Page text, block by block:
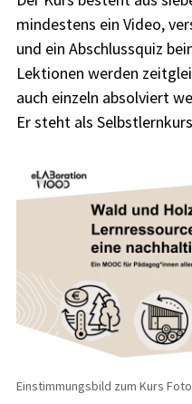
mindestens ein Video,
und ein Abschlussquiz
Lektionen werden
auch einzeln absolviert
Er steht als
Einstimmungsbild zum Kurs